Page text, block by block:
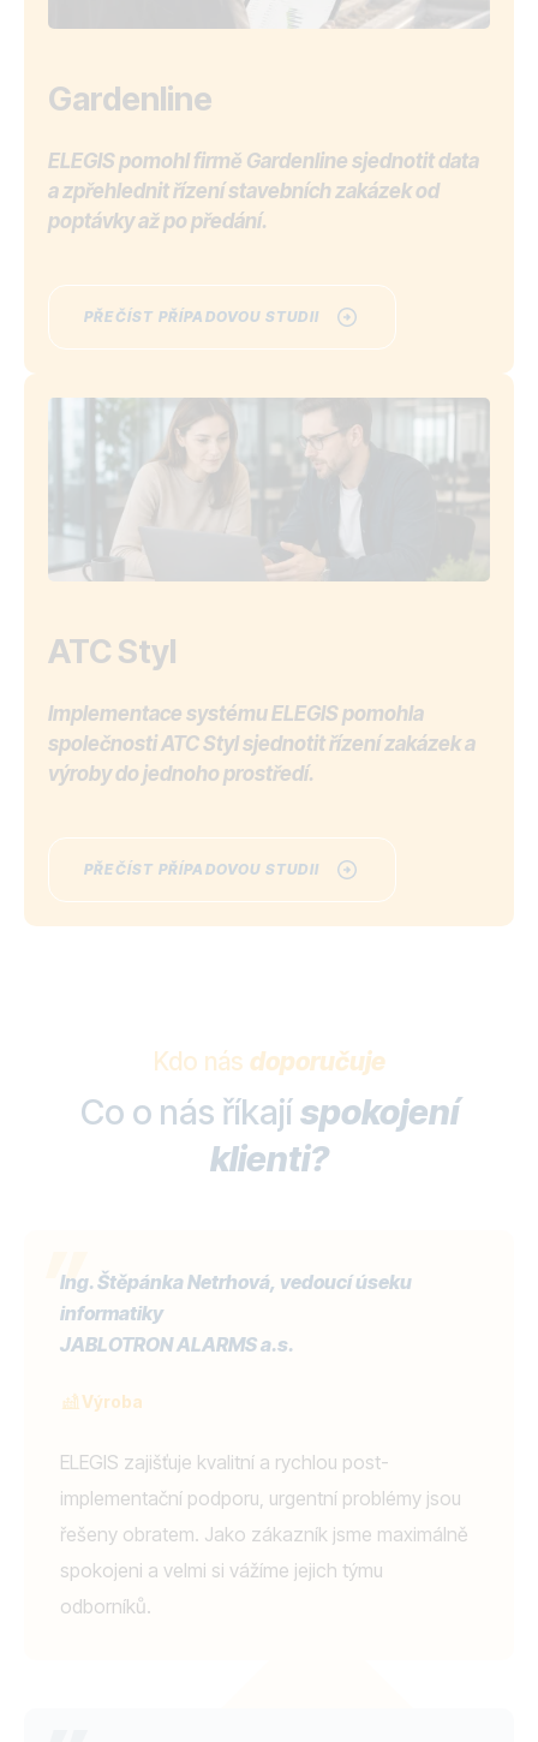
Gardenline
ELEGIS pomohl firmě Gardenline sjednotit data
a zpřehlednit řízení stavebních zakázek od
poptávky až po předání.
PŘEČÍST PŘÍPADOVOU STUDII
ATC Styl
Implementace systému ELEGIS pomohla
společnosti ATC Styl sjednotit řízení zakázek a
výroby do jednoho prostředí.
PŘEČÍST PŘÍPADOVOU STUDII
Kdo nás doporučuje
Co o nás říkajíspokojení
klienti?
Ing. Štěpánka Netrhová, vedoucí úseku
informatiky
JABLOTRON ALARMS a.s.
Výroba
ELEGIS zajišťuje kvalitní a rychlou post-
implementační podporu, urgentní problémy jsou
řešeny obratem. Jako zákazník jsme maximálně
spokojeni a velmi si vážíme jejich týmu
odborníků.